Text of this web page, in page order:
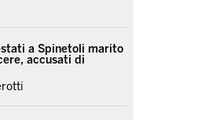
a Spinetoli marito
accusati di